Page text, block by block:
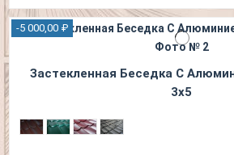
-5 000,00 ₽
Застекленная Беседка С
3х5